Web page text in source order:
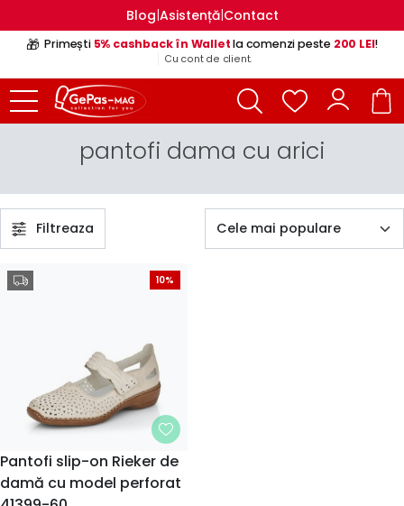
Blog|Asistență|Contact
🎁 Primești 5% cashback în Walletla comenzi peste 200 LEI!
Cu cont de client.
pantofi dama cu arici
Filtreaza
10%
MARIME
36
EU
37
EU
38
EU
39
EU
40
EU
Pantofi slip-on Rieker de
damă cu model perforat